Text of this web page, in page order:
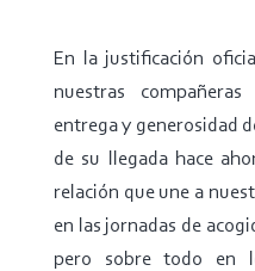
En la justificación
nuestras
entrega y generosidad
de su llegada hace
relación que une a
en las jornadas de
pero sobre todo en